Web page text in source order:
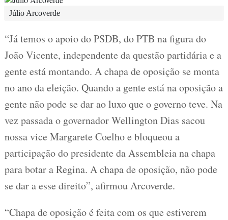
Júlio Arcoverde
“Já temos o apoio do PSDB, do PTB na figura do
João Vicente, independente da questão partidária e a
gente está montando. A chapa de oposição se monta
no ano da eleição. Quando a gente está na oposição a
gente não pode se dar ao luxo que o governo teve. Na
vez passada o governador Wellington Dias sacou
nossa vice Margarete Coelho e bloqueou a
participação do presidente da Assembleia na chapa
para botar a Regina. A chapa de oposição, não pode
se dar a esse direito”, afirmou Arcoverde.
“Chapa de oposição é feita com os que estiverem